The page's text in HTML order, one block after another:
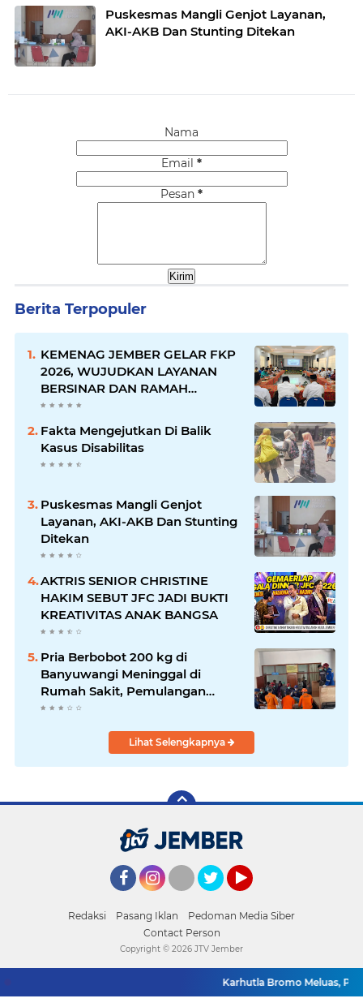
Puskesmas Mangli Genjot Layanan,
AKI-AKB Dan Stunting Ditekan
Nama
Email *
Pesan *
Berita Terpopuler
KEMENAG JEMBER GELAR FKP
2026, WUJUDKAN LAYANAN
BERSINAR DAN RAMAH
DISABILITAS
Fakta Mengejutkan Di Balik
Kasus Disabilitas
Puskesmas Mangli Genjot
Layanan, AKI-AKB Dan Stunting
Ditekan
AKTRIS SENIOR CHRISTINE
HAKIM SEBUT JFC JADI BUKTI
KREATIVITAS ANAK BANGSA
Pria Berbobot 200 kg di
Banyuwangi Meninggal di
Rumah Sakit, Pemulangan
Dibantu Damkar dan Basarnas
Lihat Selengkapnya
Redaksi Pasang Iklan
Pedoman Media Siber
Contact Person
Karhutla Bromo Meluas,
Copyright © 2026 JTV Jember